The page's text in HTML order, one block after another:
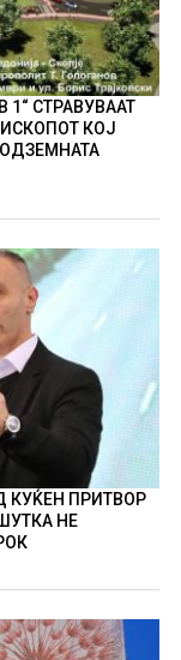
1“ СТРАВУВААТ
КОЈ
КУЌЕН ПРИТВОР
НЕ